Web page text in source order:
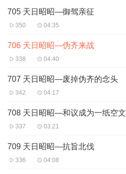
705 天日昭昭—御驾亲征
350 04:35
706 天日昭昭—伪齐来战
338 04:40
707 天日昭昭—废掉伪齐的念头
342 04:17
708 天日昭昭—和议成为一纸空文
337 03:21
709 天日昭昭—抗旨北伐
336 04:08